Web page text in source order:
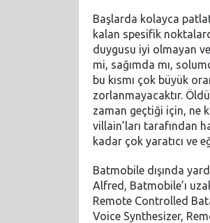
Başlarda kolayca
kalan spesifik
duygusu iyi olmayan
mi, sağımda mı,
bu kısmı çok büyük
zorlanmayacaktır.
zaman geçtiği için, ne
villain’ları tarafından
kadar çok yaratıcı ve
Batmobile dışında
Alfred, Batmobile’ı
Remote Controlled
Voice Synthesizer,